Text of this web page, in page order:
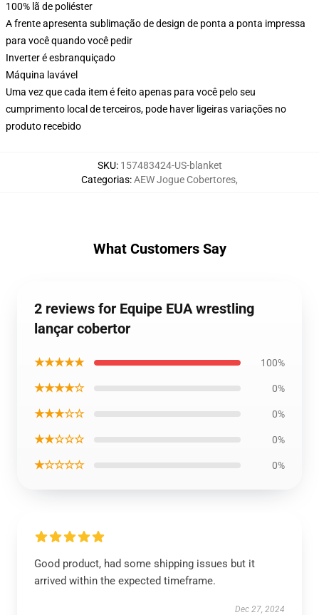
100% lã de poliéster
A frente apresenta sublimação de design de ponta a ponta impressa
para você quando você pedir
Inverter é esbranquiçado
Máquina lavável
Uma vez que cada item é feito apenas para você pelo seu
cumprimento local de terceiros, pode haver ligeiras variações no
produto recebido
SKU: 157483424-US-blanket
Categorias:AEW Jogue Cobertores,
What Customers Say
2 reviews for Equipe EUA wrestling
lançar cobertor
★★★★★ 100%
★★★★☆ 0%
★★★☆☆ 0%
★★☆☆☆ 0%
★☆☆☆☆ 0%
Good product, had some shipping issues but it
arrived within the expected timeframe.
Dec 27, 2024